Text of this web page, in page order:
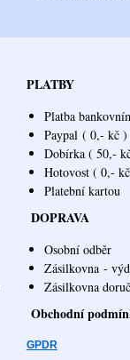
PLATBY
Platba
Paypal( 0,- kč )
Dobírka ( 50,-
Hotovost ( 0,-
Platební kartou
DOPRAVA
Osobní odběr
Zásilkovna -
Obchodní
GPDR